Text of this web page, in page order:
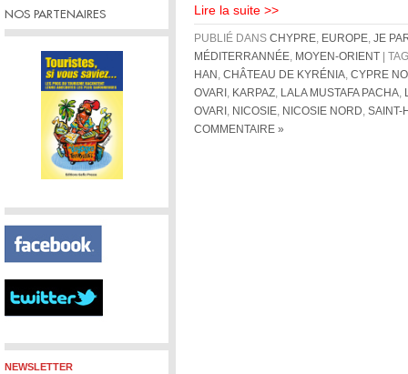
NOS PARTENAIRES
NEWSLETTER
Lire la suite >>
PUBLIÉ DANS CHYPRE EUROPE JE
MÉDITERRANNÉE
MOYEN-ORIENT |
HAN
CHÂTEAU DE KYRÉNIA CYPRE
OVARI
KARPAZ LALA MUSTAFA PACHA
OVARI
NICOSIE NICOSIE NORD SAINT-
COMMENTAIRE »